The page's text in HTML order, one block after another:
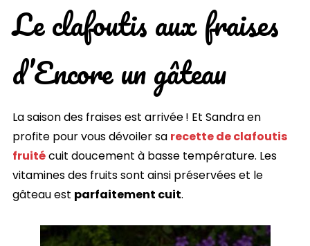
Le clafoutis aux fraises
d’Encore un gâteau
La saison des fraises est arrivée ! Et Sandra en
profite pour vous dévoiler sa recette de clafoutis
fruitécuit doucement à basse température. Les
vitamines des fruits sont ainsi préservées et le
gâteau est parfaitement cuit.